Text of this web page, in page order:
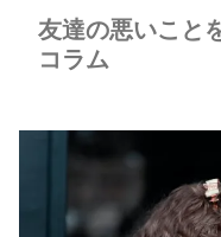
友達の悪いこと
コラム